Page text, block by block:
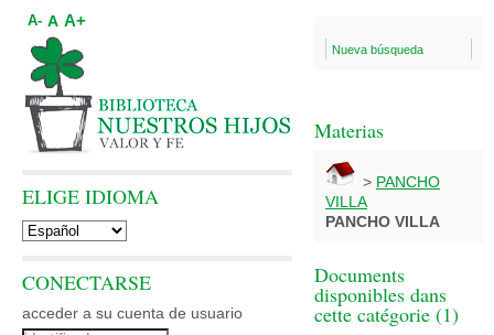
Nueva búsqueda
Materias
> PANCHO
VILLA
PANCHO VILLA
Documents
disponibles dans
cette catégorie (1)
A- A A+
ELIGE IDIOMA
CONECTARSE
acceder a su cuenta de usuario